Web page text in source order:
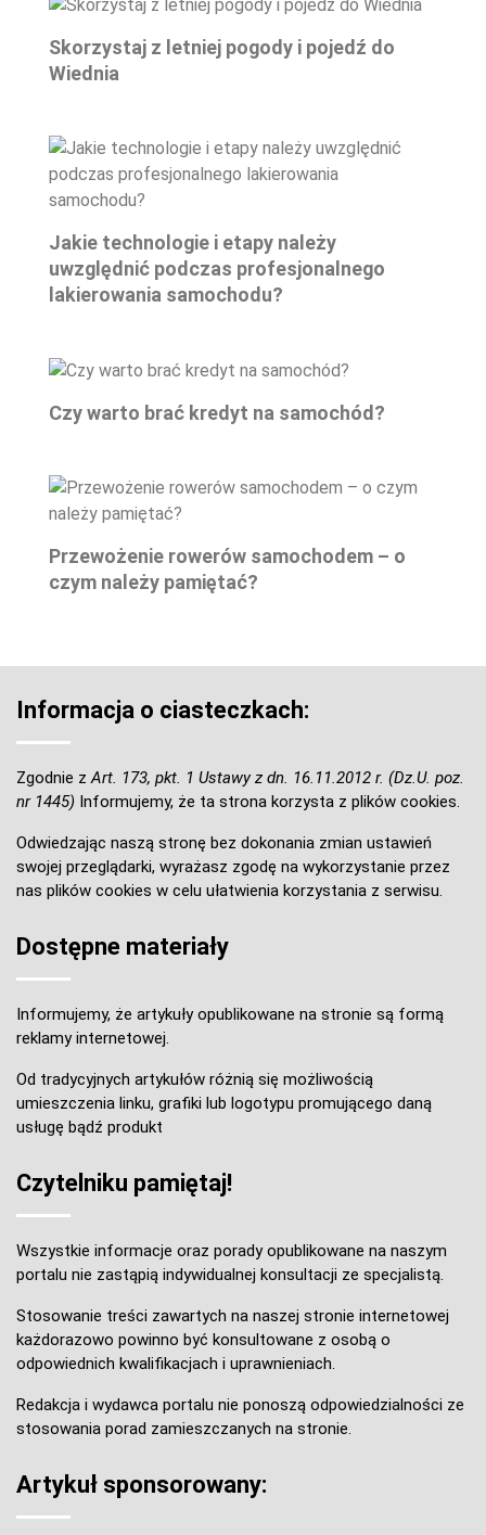
Skorzystaj z letniej pogody i pojedź do
Wiednia
Jakie technologie i etapy należy
uwzględnić podczas profesjonalnego
lakierowania samochodu?
Czy warto brać kredyt na samochód?
Przewożenie rowerów samochodem – o
czym należy pamiętać?
Informacja o ciasteczkach:
Zgodnie z Art. 173, pkt. 1 Ustawy z dn. 16.11.2012 r. (Dz.U. poz.
nr 1445) Informujemy, że ta strona korzysta z plików cookies.
Odwiedzając naszą stronę bez dokonania zmian ustawień
swojej przeglądarki, wyrażasz zgodę na wykorzystanie przez
nas plików cookies w celu ułatwienia korzystania z serwisu.
Dostępne materiały
Informujemy, że artykuły opublikowane na stronie są formą
reklamy internetowej.
Od tradycyjnych artykułów różnią się możliwością
umieszczenia linku, grafiki lub logotypu promującego daną
usługę bądź produkt
Czytelniku pamiętaj!
Wszystkie informacje oraz porady opublikowane na naszym
portalu nie zastąpią indywidualnej konsultacji ze specjalistą.
Stosowanie treści zawartych na naszej stronie internetowej
każdorazowo powinno być konsultowane z osobą o
odpowiednich kwalifikacjach i uprawnieniach.
Redakcja i wydawca portalu nie ponoszą odpowiedzialności ze
stosowania porad zamieszczanych na stronie.
Artykuł sponsorowany: